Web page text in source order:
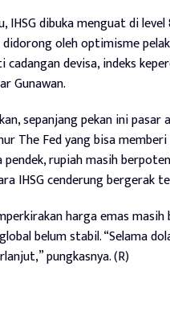
IHSG dibuka menguat di
didorong oleh optimisme
devisa, indeks
Gunawan.
sepanjang pekan ini
The Fed yang bisa
pendek, rupiah masih
IHSG cenderung bergerak
harga emas
belum stabil. “Selama
pungkasnya. (R)